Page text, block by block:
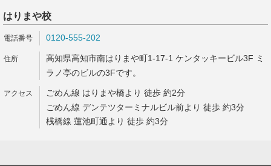
はりまや校
0120-555-202
高知県高知市南はりまや町1-17-1 ケンタッキービル3F ミ
ラノ亭のビルの3Fです。
ごめん線 はりまや橋より 徒歩 約2分
ごめん線 デンテツターミナルビル前より 徒歩 約3分
桟橋線 蓮池町通より 徒歩 約3分